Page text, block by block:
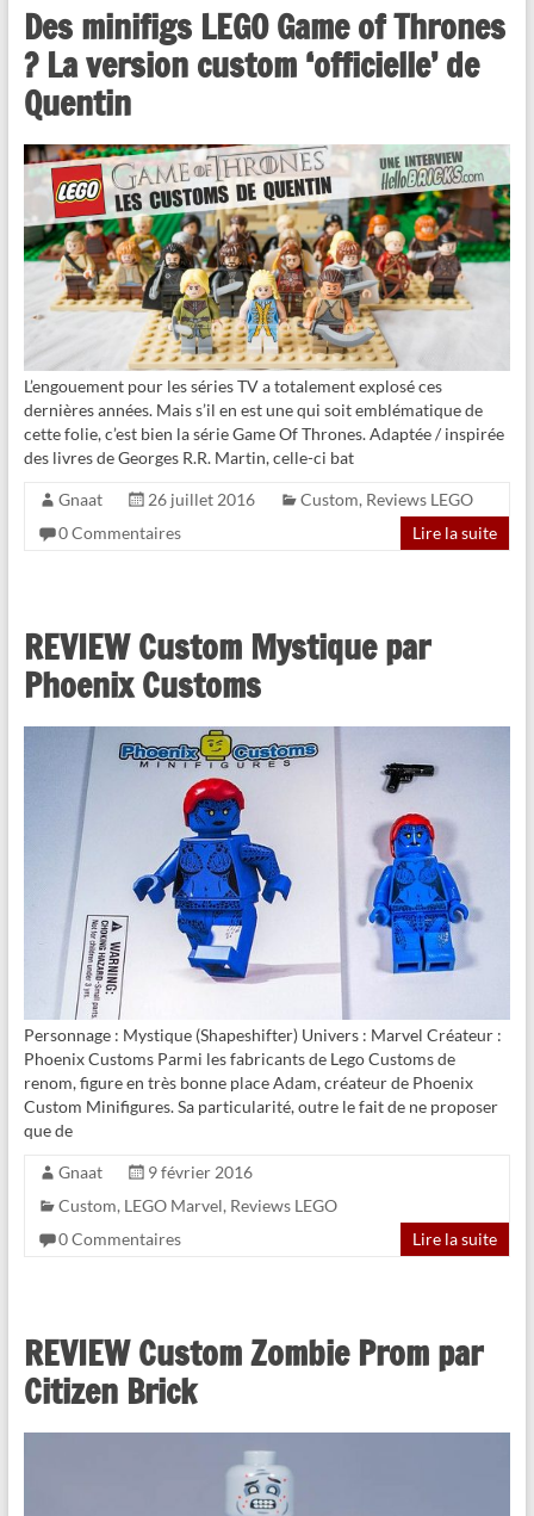
Des minifigs LEGO Game of Thrones
? La version custom ‘officielle’ de
Quentin
L’engouement pour les séries TV a totalement explosé ces
dernières années. Mais s’il en est une qui soit emblématique de
cette folie, c’est bien la série Game Of Thrones. Adaptée / inspirée
des livres de Georges R.R. Martin, celle-ci bat
Gnaat 26 juillet 2016 Custom, Reviews LEGO
0 Commentaires
Lire la suite
REVIEW Custom Mystique par
Phoenix Customs
Personnage : Mystique (Shapeshifter) Univers : Marvel Créateur :
Phoenix Customs Parmi les fabricants de Lego Customs de
renom, figure en très bonne place Adam, créateur de Phoenix
Custom Minifigures. Sa particularité, outre le fait de ne proposer
que de
Gnaat
9 février 2016
Custom, LEGO Marvel, Reviews LEGO
0 Commentaires
Lire la suite
REVIEW Custom Zombie Prom par
Citizen Brick